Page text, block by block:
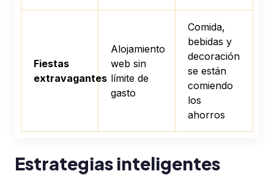
Fiestas
extravagantes
Alojamiento
web sin
límite de
gasto
Comida,
bebidas y
decoración
se están
comiendo
los
ahorros
Estrategias inteligentes